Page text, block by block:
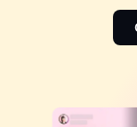
Dreamina
Nano Banana
Gemini Omni
Social media
Modelli per gli
Modelli di
Programma